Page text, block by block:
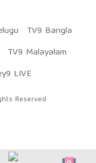
TV9 Bangla
TV9 Malayalam
LIVE
Reserved.